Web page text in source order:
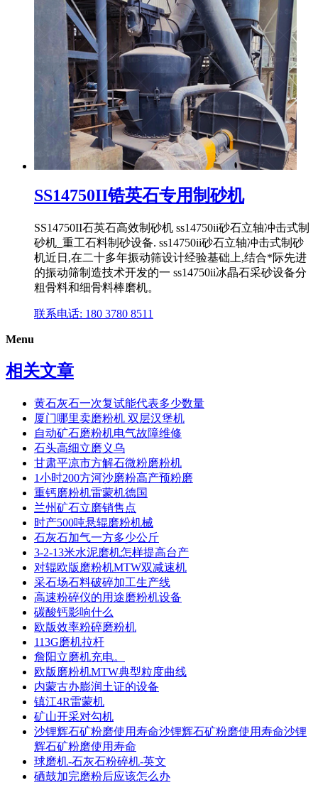
SS14750II锆英石专用制砂机
SS14750II石英石高效制砂机 ss14750ii砂石立轴冲击式制
砂机_重工石料制砂设备. ss14750ii砂石立轴冲击式制砂
机近日,在二十多年振动筛设计经验基础上,结合*际先进
的振动筛制造技术开发的一 ss14750ii冰晶石采砂设备分
粗骨料和细骨料棒磨机。
联系电话: 180 3780 8511
Menu
相关文章
黄石灰石一次复试能代表多少数量
厦门哪里卖磨粉机 双层汉堡机
自动矿石磨粉机电气故障维修
石头高细立磨义乌
甘肃平凉市方解石微粉磨粉机
1小时200方河沙磨粉高产预粉磨
重钙磨粉机雷蒙机德国
兰州矿石立磨销售点
时产500吨悬辊磨粉机械
石灰石加气一方多少公斤
3-2-13米水泥磨机怎样提高台产
对辊欧版磨粉机MTW双减速机
采石场石料破碎加工生产线
高速粉碎仪的用途磨粉机设备
碳酸钙影响什么
欧版效率粉碎磨粉机
113G磨机拉杆
詹阳立磨机充电。
欧版磨粉机MTW典型粒度曲线
内蒙古办膨润土证的设备
镇江4R雷蒙机
矿山开采对勾机
沙锂辉石矿粉磨使用寿命沙锂辉石矿粉磨使用寿命沙锂
辉石矿粉磨使用寿命
球磨机-石灰石粉碎机-英文
硒鼓加完磨粉后应该怎么办